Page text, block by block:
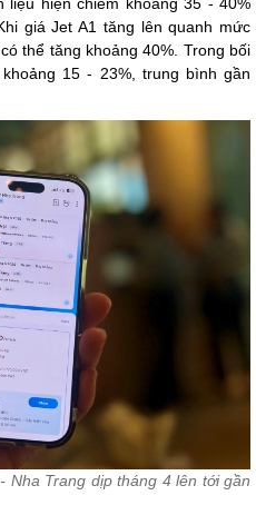
giá Jet A1 tăng lên quanh mức
thể tăng khoảng 40%. Trong bối
15 - 23%, trung bình gần
Nha Trang dịp tháng 4 lên tới gần